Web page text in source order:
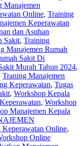
Manajemen
Online, Training
Keperawatan
dan Asuhan
Sakit, Training
Manajemen Rumah
Sakit Di
Murah Tahun 2024,
Traning Manajemen
Keperawatan, Tugas
, Workshop Kepala
, Workshop
Manajemen Kepala
Keperawatan Online,
Online